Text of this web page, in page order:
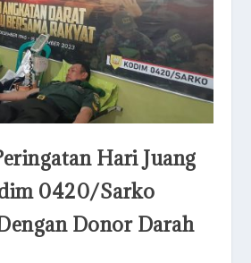
Hari Juang
0420/Sarko
Donor Darah